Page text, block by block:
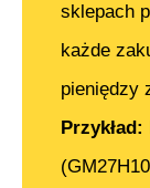
sklepach
każde
pieniędzy
Przykład: